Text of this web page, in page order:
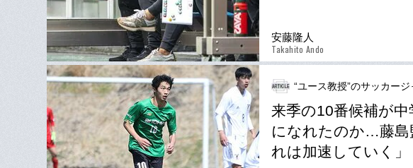
安藤隆人
Takahito Ando
“ユース教授”のサッカー
来季の10番候補が
になれたのか…藤島
れは加速していく」